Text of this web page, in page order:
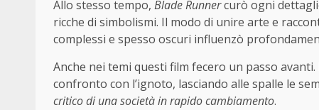
Allo stesso tempo, Blade Runnercurò ogni
ricche di simbolismi. Il modo di unire arte e
complessi e spesso oscuri influenzò
Anche nei temi questi film fecero un passo
confronto con l’ignoto, lasciando alle spalle le
critico di una società in rapido cambiamento.